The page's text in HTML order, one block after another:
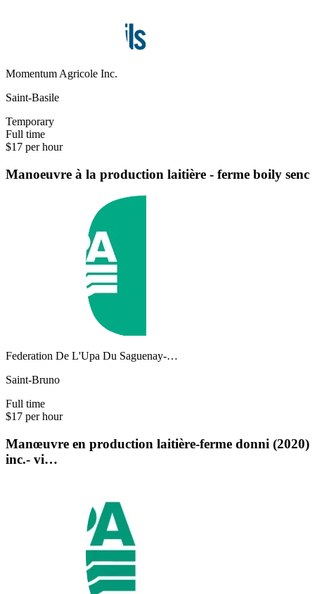
Momentum Agricole Inc.
Saint-Basile
Temporary
Full time
$17 per hour
Manoeuvre à la production laitière - ferme boily senc
Federation De L'Upa Du Saguenay-…
Saint-Bruno
Full time
$17 per hour
Manœuvre en production laitière-ferme donni (2020)
inc.- vi…